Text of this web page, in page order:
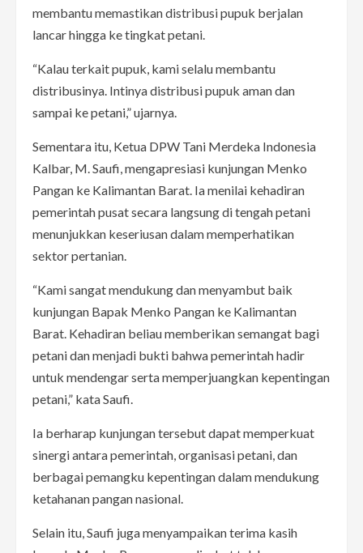
membantu memastikan distribusi pupuk berjalan
lancar hingga ke tingkat petani.
“Kalau terkait pupuk, kami selalu membantu
distribusinya. Intinya distribusi pupuk aman dan
sampai ke petani,” ujarnya.
Sementara itu, Ketua DPW Tani Merdeka Indonesia
Kalbar, M. Saufi, mengapresiasi kunjungan Menko
Pangan ke Kalimantan Barat. Ia menilai kehadiran
pemerintah pusat secara langsung di tengah petani
menunjukkan keseriusan dalam memperhatikan
sektor pertanian.
“Kami sangat mendukung dan menyambut baik
kunjungan Bapak Menko Pangan ke Kalimantan
Barat. Kehadiran beliau memberikan semangat bagi
petani dan menjadi bukti bahwa pemerintah hadir
untuk mendengar serta memperjuangkan kepentingan
petani,” kata Saufi.
Ia berharap kunjungan tersebut dapat memperkuat
sinergi antara pemerintah, organisasi petani, dan
berbagai pemangku kepentingan dalam mendukung
ketahanan pangan nasional.
Selain itu, Saufi juga menyampaikan terima kasih